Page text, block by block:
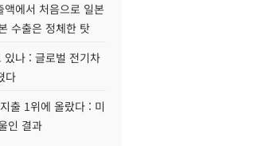
에서 처음으로 일본
수출은 정체한 탓
나 : 글로벌 전기차
다
출 1위에 올랐다 : 미
인 결과